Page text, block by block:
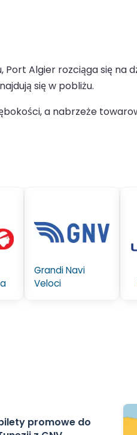
Algier rozciąga się na
się w pobliżu.
a nabrzeże
Grandi Navi
Veloci
promowe do